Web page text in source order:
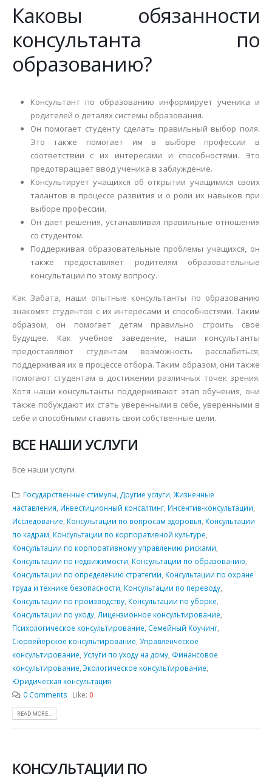
Каковы обязанности
консультанта по
образованию?
Консультант по образованию информирует ученика и
родителей о деталях системы образования.
Он помогает студенту сделать правильный выбор поля.
Это также помогает им в выборе профессии в
соответствии с их интересами и способностями. Это
предотвращает ввод ученика в заблуждение.
Консультирует учащихся об открытии учащимися своих
талантов в процессе развития и о роли их навыков при
выборе профессии.
Он дает решения, устанавливая правильные отношения
со студентом.
Поддерживая образовательные проблемы учащихся, он
также предоставляет родителям образовательные
консультации по этому вопросу.
Как Забата, наши опытные консультанты по образованию
знакомят студентов с их интересами и способностями. Таким
образом, он помогает детям правильно строить свое
будущее. Как учебное заведение, наши консультанты
предоставляют студентам возможность расслабиться,
поддерживая их в процессе отбора. Таким образом, они также
помогают студентам в достижении различных точек зрения.
Хотя наши консультанты поддерживают этап обучения, они
также побуждают их стать уверенными в себе, уверенными в
себе и способными ставить свои собственные цели.
ВСЕ НАШИ УСЛУГИ
Все наши услуги
Государственные стимулы Другие услуги Жизненные
наставления Инвестиционный консалтинг Инсентив-консультации
Исследование Консультации по вопросам здоровья Консультации
по кадрам Консультации по корпоративной культуре
Консультации по корпоративному управлению рисками
Консультации по недвижимости Консультации по образованию
Консультации по определению стратегии Консультации по охране
труда и технике безопасности Консультации по переводу
Консультации по производству Консультации по уборке
Консультации по уходу Лицензионное консультирование
Психологическое консультирование Семейный Коучинг
Сюрвейерское консультирование Управленческое
консультирование Услуги по уходу на дому Финансовое
консультирование Экологическое консультирование
Юридическая консультация
0 Comments
Like: 0
READ MORE...
КОНСУЛЬТАЦИИ ПО